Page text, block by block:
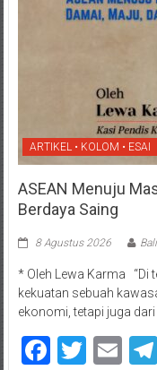
ARTIKEL • KOLOM • ESAI
ASEAN Menuju
Berdaya Saing
8 Agustus 2026
* Oleh Lewa Karma “Di
kekuatan sebuah
ekonomi, tetapi juga